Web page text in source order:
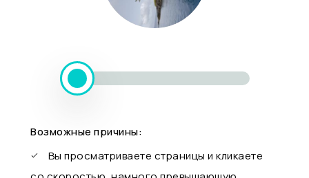
Возможные причины:
Вы просматриваете страницы и кликаете